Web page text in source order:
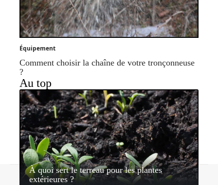
Équipement
Comment choisir la chaîne de votre tronçonneuse
?
Au top
À quoi sert le terreau pour les plantes
extérieures ?
Contact Mentions légales Sitemap